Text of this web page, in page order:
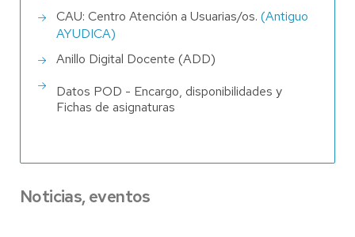
CAU: Centro Atención a Usuarias/os. (Antiguo
AYUDICA)
Anillo Digital Docente (ADD)
Datos POD - Encargo, disponibilidades y
Fichas de asignaturas
Noticias, eventos